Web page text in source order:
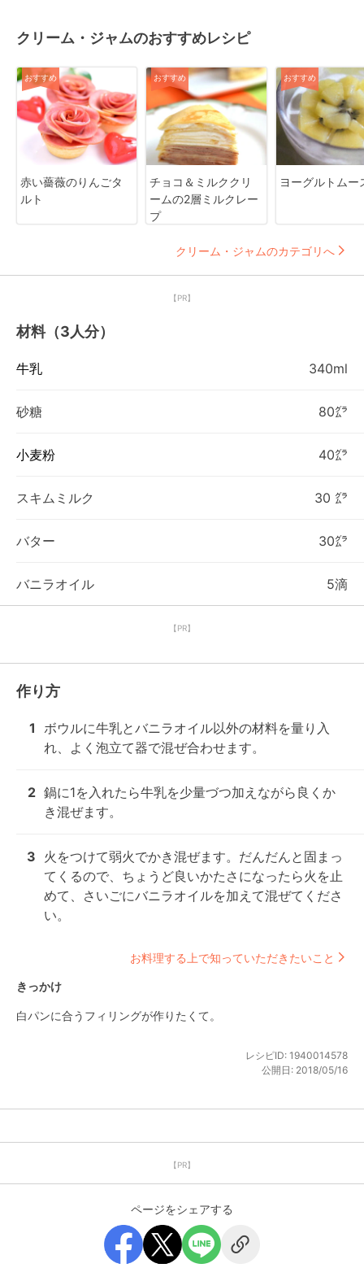
クリーム・ジャムのおすすめレシピ
おすすめ
赤い薔薇のりんごタ
ルト
おすすめ
チョコ＆ミルククリ
ームの2層ミルクレー
プ
おすすめ
ヨーグルトムー
クリーム・ジャムのカテゴリへ
【PR】
材料（3人分）
牛乳 340ml
砂糖 80㌘
小麦粉 40㌘
スキムミルク 30 ㌘
バター 30㌘
バニラオイル 5滴
【PR】
作り方
1 ボウルに牛乳とバニラオイル以外の材料を量り入
れ、よく泡立て器で混ぜ合わせます。
2 鍋に1を入れたら牛乳を少量づつ加えながら良くか
き混ぜます。
3 火をつけて弱火でかき混ぜます。だんだんと固まっ
てくるので、ちょうど良いかたさになったら火を止
めて、さいごにバニラオイルを加えて混ぜてくださ
い。
お料理する上で知っていただきたいこと
きっかけ
白パンに合うフィリングが作りたくて。
レシピID: 1940014578
公開日: 2018/05/16
【PR】
ページをシェアする